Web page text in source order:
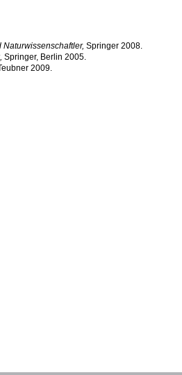
Springer 2008.
Springer, Berlin 2005.
2009.